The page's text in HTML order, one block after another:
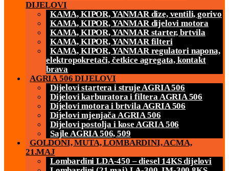
DIJELOVI
KAMA, KIPOR, YANMAR dize, ventili, gorivo
KAMA, KIPOR, YANMAR dijelovi motora
KAMA, KIPOR, YANMAR starter, brtvila
KAMA, KIPOR, YANMAR filteri
KAMA, KIPOR, YANMAR regulatori napona,
elektropokretači, četkice agregata, kontakt
brava
AGRIA 506 DIJELOVI
Dijelovi startera i struje AGRIA 506
Dijelovi karburatora i filtera AGRIA 506
Dijelovi motora i brtvila AGRIA 506
Dijelovi mjenjača AGRIA 506
Dijelovi postolja i kose AGRIA 506
Sajle AGRIA 506, 509
GOLDONI, MUTA, LOMBARDINI, ACMA,
21.MAJ
Lombardini LDA-450 – diesel 14KS dijelovi